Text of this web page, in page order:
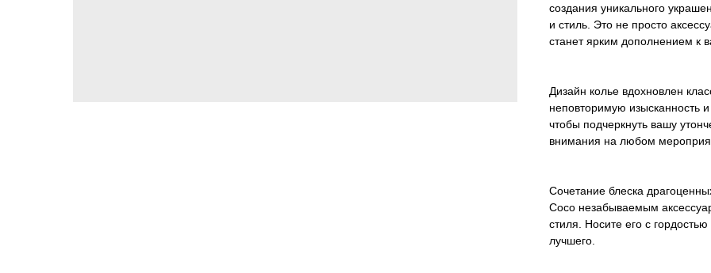
создания уникального
и стиль. Это не просто
станет ярким дополнением к
Дизайн колье вдохновлен
неповторимую изысканность
чтобы подчеркнуть вашу
внимания на любом
Сочетание блеска
Coco незабываемым
стиля. Носите его с
лучшего.